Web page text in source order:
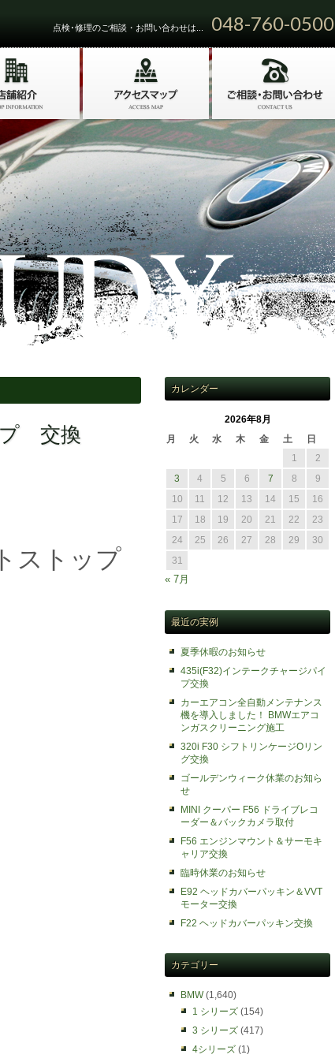
点検･修理のご相談・お問い合わせは... 048-760-0500
交換
ストップ
カレンダー
2026年8月
月
火 水 木 金 土
日
1
2
3
4 5 6 7 8
9
10
11 12 13 14 15
16
17
18 19 20 21 22
23
24
25 26 27 28 29
30
31
« 7月
最近の実例
夏季休暇のお知らせ
435i(F32)インテークチャージパイ
プ交換
カーエアコン全自動メンテナンス
機を導入しました！ BMWエアコ
ンガスクリーニング施工
320i F30 シフトリンケージOリン
グ交換
ゴールデンウィーク休業のお知ら
せ
MINI クーパー F56 ドライブレコ
ーダー＆バックカメラ取付
F56 エンジンマウント＆サーモキ
ャリア交換
臨時休業のお知らせ
E92 ヘッドカバーパッキン＆VVT
モーター交換
F22 ヘッドカバーパッキン交換
カテゴリー
BMW(1,640)
1 シリーズ (154)
3 シリーズ (417)
4シリーズ (1)